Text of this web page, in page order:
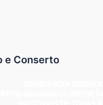
e Conserto